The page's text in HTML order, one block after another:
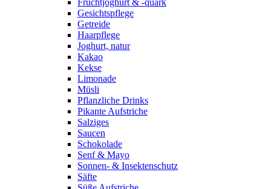
Fruchtjoghurt & -quark
Gesichtspflege
Getreide
Haarpflege
Joghurt, natur
Kakao
Kekse
Limonade
Müsli
Pflanzliche Drinks
Pikante Aufstriche
Salziges
Saucen
Schokolade
Senf & Mayo
Sonnen- & Insektenschutz
Säfte